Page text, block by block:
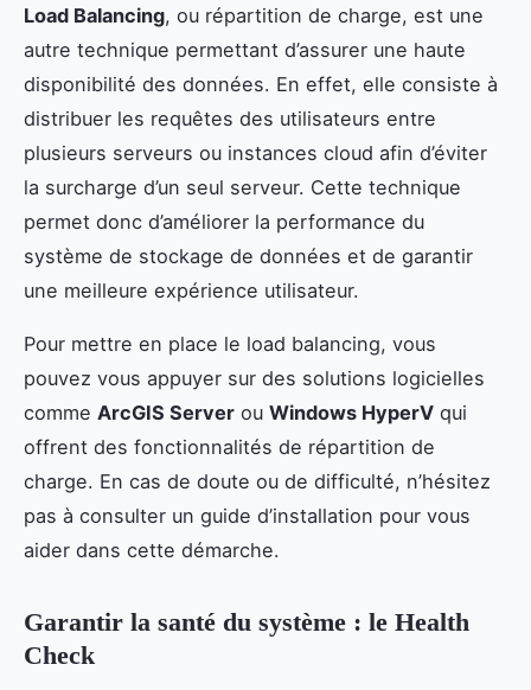
Load Balancing, ou répartition de charge, est une
autre technique permettant d’assurer une haute
disponibilité des données. En effet, elle consiste à
distribuer les requêtes des utilisateurs entre
plusieurs serveurs ou instances cloud afin d’éviter
la surcharge d’un seul serveur. Cette technique
permet donc d’améliorer la performance du
système de stockage de données et de garantir
une meilleure expérience utilisateur.
Pour mettre en place le load balancing, vous
pouvez vous appuyer sur des solutions logicielles
comme ArcGIS Server ou Windows HyperV qui
offrent des fonctionnalités de répartition de
charge. En cas de doute ou de difficulté, n’hésitez
pas à consulter un guide d’installation pour vous
aider dans cette démarche.
Garantir la santé du système : le Health
Check